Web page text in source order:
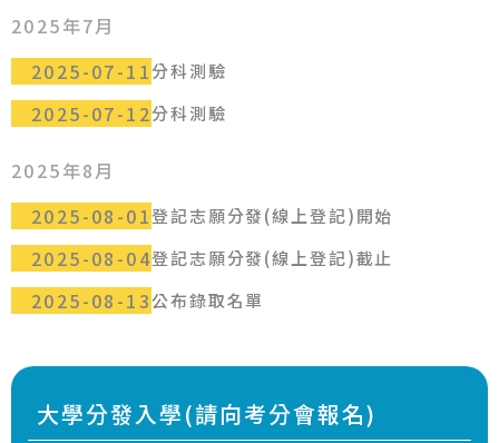
2025年7月
2025-07-11分科測驗
2025-07-12分科測驗
2025年8月
2025-08-01登記志願分發(線上登記)開始
2025-08-04登記志願分發(線上登記)截止
2025-08-13公布錄取名單
大學分發入學(請向考分會報名)